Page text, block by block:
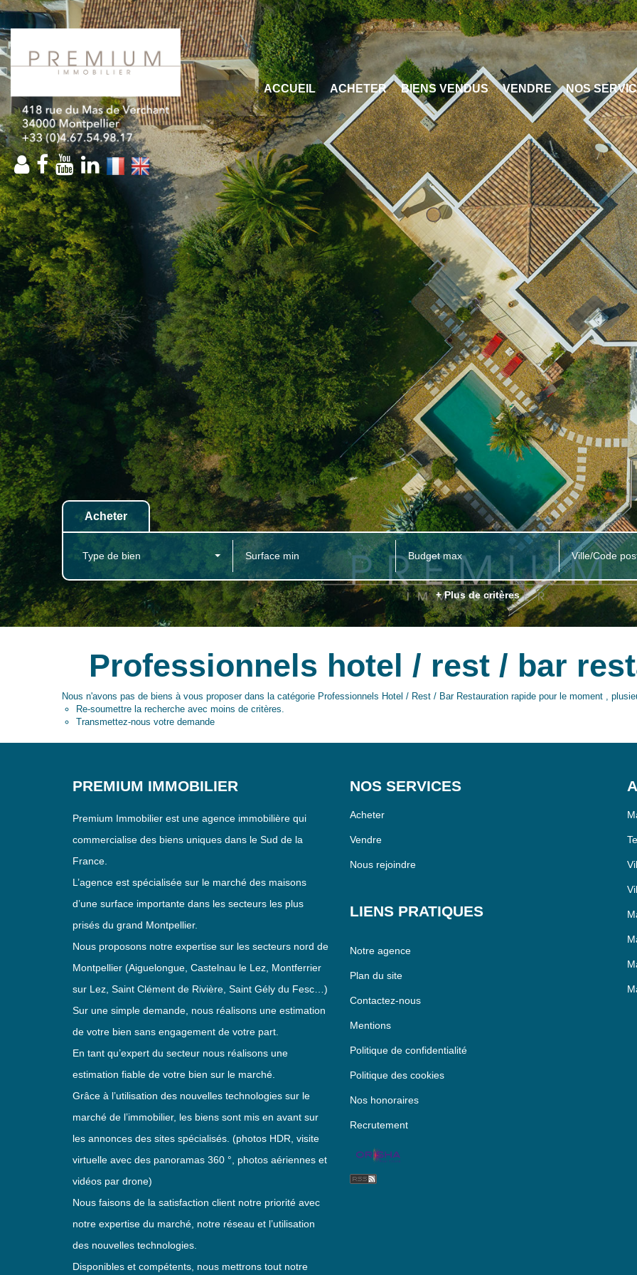
ACCUEIL ACHETER BIENS VENDUS VENDRE NOS
Acheter
Type de bien Ville/Code
+ Plus de critères
Professionnels hotel / rest / bar
Nous n'avons pas de biens à vous proposer dans la catégorie Professionnels Hotel / Rest / Bar Restauration rapide pour le moment ,
Re-soumettre la recherche avec moins de critères.
Transmettez-nous votre demande
PREMIUM IMMOBILIER
Premium Immobilier est une agence immobilière qui
commercialise des biens uniques dans le Sud de la
France.
L’agence est spécialisée sur le marché des maisons
d’une surface importante dans les secteurs les plus
prisés du grand Montpellier.
Nous proposons notre expertise sur les secteurs nord de
Montpellier (Aiguelongue, Castelnau le Lez, Montferrier
sur Lez, Saint Clément de Rivière, Saint Gély du Fesc…)
Sur une simple demande, nous réalisons une estimation
de votre bien sans engagement de votre part.
En tant qu’expert du secteur nous réalisons une
estimation fiable de votre bien sur le marché.
Grâce à l’utilisation des nouvelles technologies sur le
marché de l’immobilier, les biens sont mis en avant sur
les annonces des sites spécialisés. (photos HDR, visite
virtuelle avec des panoramas 360 °, photos aériennes et
vidéos par drone)
Nous faisons de la satisfaction client notre priorité avec
notre expertise du marché, notre réseau et l’utilisation
des nouvelles technologies.
Disponibles et compétents, nous mettrons tout notre
NOS SERVICES
Acheter
Vendre
Nous rejoindre
LIENS PRATIQUES
Notre agence
Plan du site
Contactez-nous
Mentions
Politique de confidentialité
Politique des cookies
Nos honoraires
Recrutement